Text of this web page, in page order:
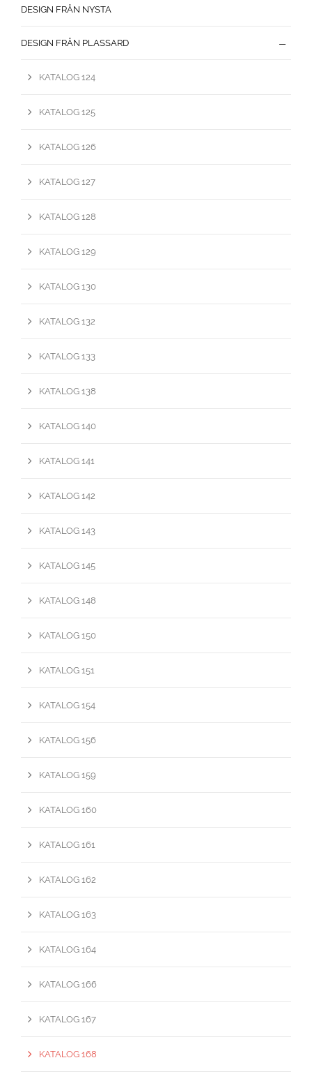
DESIGN FRÅN NYSTA
DESIGN FRÅN PLASSARD
KATALOG 124
KATALOG 125
KATALOG 126
KATALOG 127
KATALOG 128
KATALOG 129
KATALOG 130
KATALOG 132
KATALOG 133
KATALOG 138
KATALOG 140
KATALOG 141
KATALOG 142
KATALOG 143
KATALOG 145
KATALOG 148
KATALOG 150
KATALOG 151
KATALOG 154
KATALOG 156
KATALOG 159
KATALOG 160
KATALOG 161
KATALOG 162
KATALOG 163
KATALOG 164
KATALOG 166
KATALOG 167
KATALOG 168